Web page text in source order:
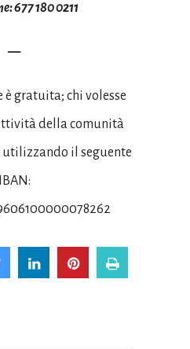
677 180 0211
—
è gratuita; chi volesse
della comunità
utilizzando il seguente
IBAN: